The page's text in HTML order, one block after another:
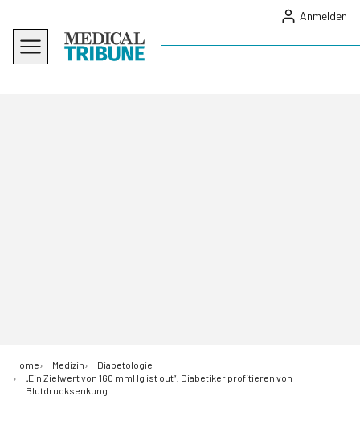
Anmelden
Home Medizin
Diabetologie
„Ein Zielwert von 160 mmHg ist out“: Diabetiker profitieren von
Blutdrucksenkung